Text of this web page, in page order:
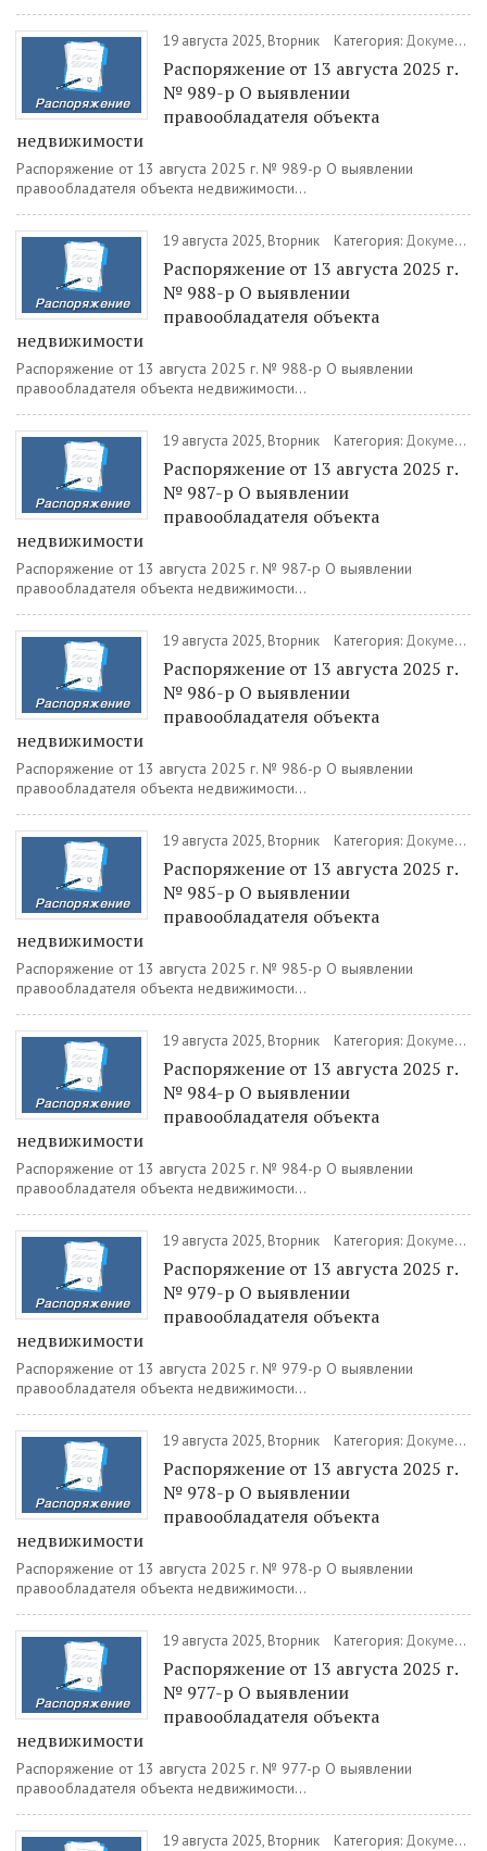
19 августа 2025, Вторник Категория: Документы
Распоряжение от 13 августа 2025 г.
№ 989-р О выявлении
правообладателя объекта
недвижимости
Распоряжение от 13 августа 2025 г. № 989-р О выявлении
правообладателя объекта недвижимости...
19 августа 2025, Вторник Категория: Документы
Распоряжение от 13 августа 2025 г.
№ 988-р О выявлении
правообладателя объекта
недвижимости
Распоряжение от 13 августа 2025 г. № 988-р О выявлении
правообладателя объекта недвижимости...
19 августа 2025, Вторник Категория: Документы
Распоряжение от 13 августа 2025 г.
№ 987-р О выявлении
правообладателя объекта
недвижимости
Распоряжение от 13 августа 2025 г. № 987-р О выявлении
правообладателя объекта недвижимости...
19 августа 2025, Вторник Категория: Документы
Распоряжение от 13 августа 2025 г.
№ 986-р О выявлении
правообладателя объекта
недвижимости
Распоряжение от 13 августа 2025 г. № 986-р О выявлении
правообладателя объекта недвижимости...
19 августа 2025, Вторник Категория: Документы
Распоряжение от 13 августа 2025 г.
№ 985-р О выявлении
правообладателя объекта
недвижимости
Распоряжение от 13 августа 2025 г. № 985-р О выявлении
правообладателя объекта недвижимости...
19 августа 2025, Вторник Категория: Документы
Распоряжение от 13 августа 2025 г.
№ 984-р О выявлении
правообладателя объекта
недвижимости
Распоряжение от 13 августа 2025 г. № 984-р О выявлении
правообладателя объекта недвижимости...
19 августа 2025, Вторник Категория: Документы
Распоряжение от 13 августа 2025 г.
№ 979-р О выявлении
правообладателя объекта
недвижимости
Распоряжение от 13 августа 2025 г. № 979-р О выявлении
правообладателя объекта недвижимости...
19 августа 2025, Вторник Категория: Документы
Распоряжение от 13 августа 2025 г.
№ 978-р О выявлении
правообладателя объекта
недвижимости
Распоряжение от 13 августа 2025 г. № 978-р О выявлении
правообладателя объекта недвижимости...
19 августа 2025, Вторник Категория: Документы
Распоряжение от 13 августа 2025 г.
№ 977-р О выявлении
правообладателя объекта
недвижимости
Распоряжение от 13 августа 2025 г. № 977-р О выявлении
правообладателя объекта недвижимости...
19 августа 2025, Вторник Категория: Документы